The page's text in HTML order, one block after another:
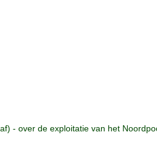
- over de exploitatie van het